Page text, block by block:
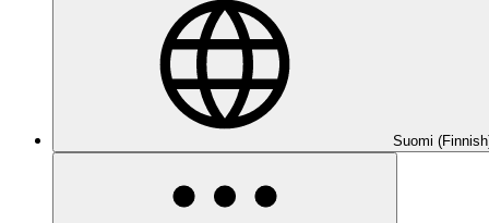
Suomi